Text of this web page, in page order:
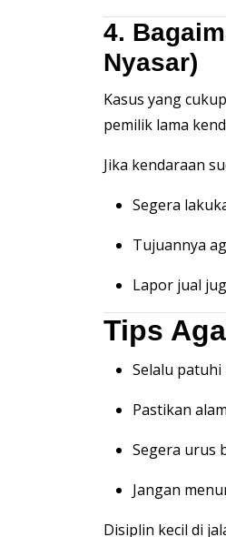
4.
Nyasar)
Kasus yang
pemilik lama
Jika kendaraan
Segera
Tujuannya
Lapor jual
Tips
Selalu
Pastikan
Segera urus
Jangan
Disiplin kecil di